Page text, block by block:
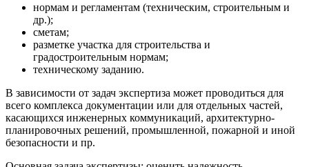
нормам и регламентам (техническим, строительным и
др.);
сметам;
разметке участка для строительства и
градостроительным нормам;
техническому заданию.
В зависимости от задач экспертиза может проводиться для
всего комплекса документации или для отдельных частей,
касающихся инженерных коммуникаций, архитектурно-
планировочных решений, промышленной, пожарной и иной
безопасности и пр.